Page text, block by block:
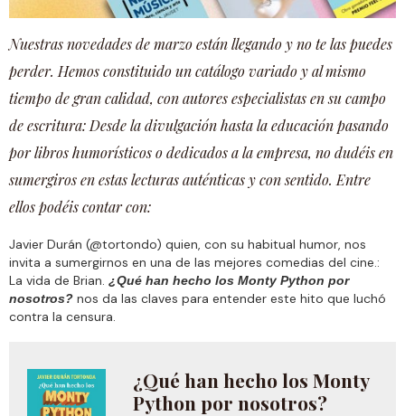
Nuestras novedades de marzo están llegando y no te las puedes
perder. Hemos constituido un catálogo variado y al mismo
tiempo de gran calidad, con autores especialistas en su campo
de escritura: Desde la divulgación hasta la educación pasando
por libros humorísticos o dedicados a la empresa, no dudéis en
sumergiros en estas lecturas auténticas y con sentido. Entre
ellos podéis contar con:
Javier Durán (@tortondo) quien, con su habitual humor, nos
invita a sumergirnos en una de las mejores comedias del cine.:
La vida de Brian. ¿Qué han hecho los Monty Python por
nosotros? nos da las claves para entender este hito que luchó
contra la censura.
¿Qué han hecho los Monty
Python por nosotros?